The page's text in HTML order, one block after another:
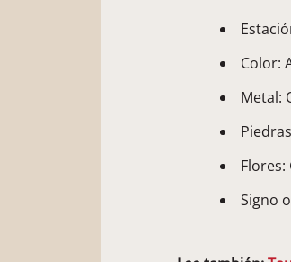
Color:
Metal:
Signo